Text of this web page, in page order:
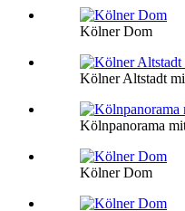
Kölner Dom
Kölner Altstadt
Kölnpanorama
Kölner Dom